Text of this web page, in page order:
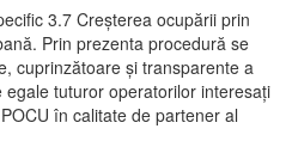
3.7 Creșterea ocupării prin
Prin prezenta procedură se
cuprinzătoare şi transparente a
tuturor operatorilor interesaţi
în calitate de partener al